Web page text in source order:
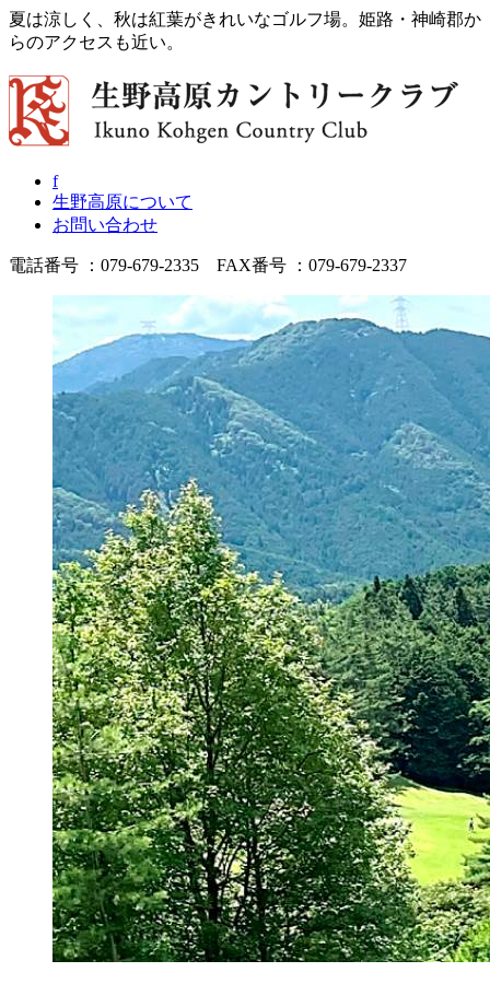
夏は涼しく、秋は紅葉がきれいなゴルフ場。姫路・神崎郡か
らのアクセスも近い。
f
生野高原について
お問い合わせ
電話番号 ：079-679-2335 FAX番号 ：079-679-2337